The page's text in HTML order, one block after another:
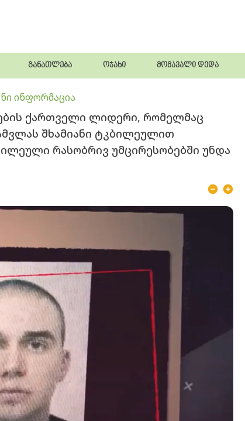
განათლება ოჯახი მომავალი დედა
ინფორმაცია
ქართველი ლიდერი, რომელმაც
შხამიანი ტკბილეულით
რა­სობ­რივ უმ­ცი­რე­სო­ბებ­ში უნდა